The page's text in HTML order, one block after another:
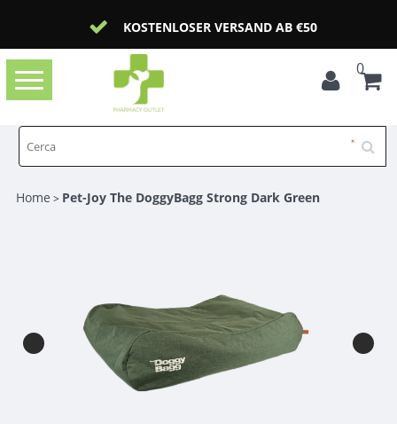
KOSTENLOSER VERSAND AB €50
Toggle
navigation
0
Home > Pet-Joy The DoggyBagg Strong Dark Green